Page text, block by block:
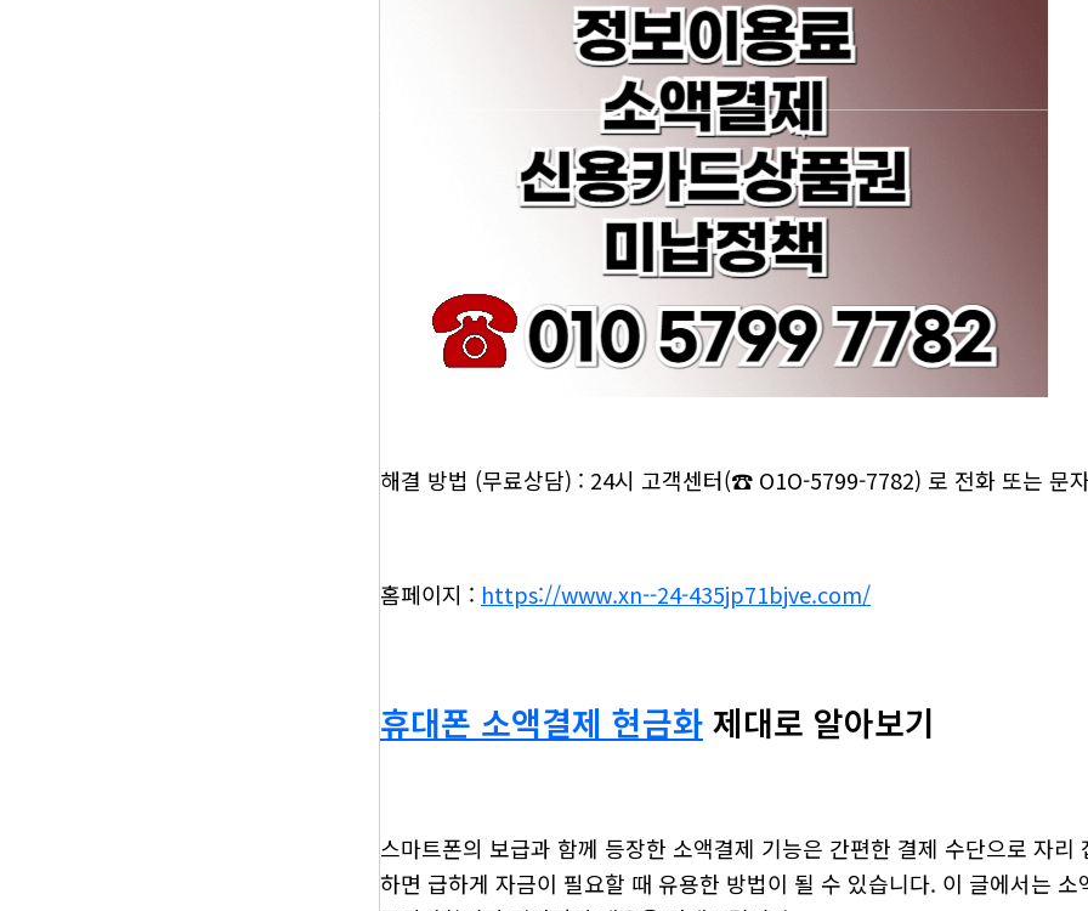
해결 방법 (무료상담) : 24시 고객센터(☎ O1O-5799-7782) 로 전화 또는 문
홈페이지 : https://www.xn--24-435jp71bjve.com/
휴대폰 소액결제 현금화 제대로 알아보기
스마트폰의 보급과 함께 등장한 소액결제 기능은 간편한 결제 수단으로 자
하면 급하게 자금이 필요할 때 유용한 방법이 될 수 있습니다. 이 글에서는